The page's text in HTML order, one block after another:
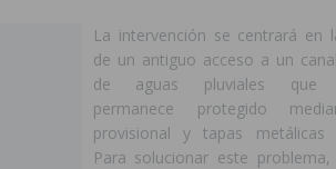
La intervención se centrará en
de un antiguo acceso a un
de aguas pluviales que
permanece protegido
provisional y tapas metálicas
Para solucionar este